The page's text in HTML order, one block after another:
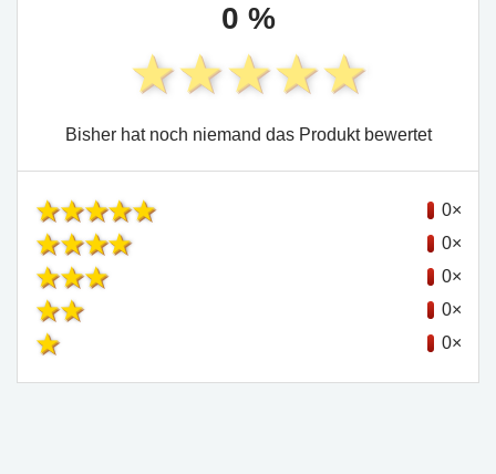
0 %
Bisher hat noch niemand das Produkt bewertet
0×
0×
0×
0×
0×